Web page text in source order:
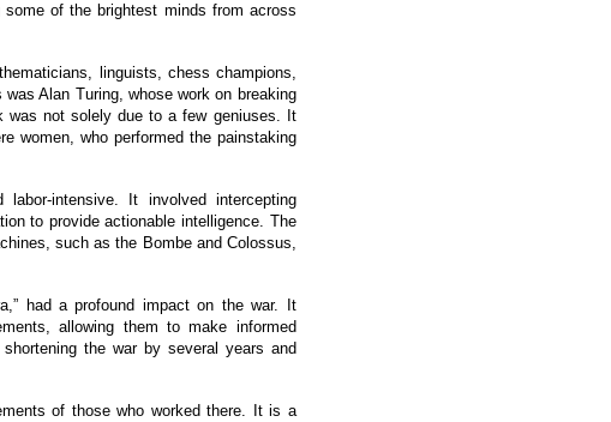
of the brightest minds from across
linguists, chess champions,
Alan Turing, whose work on breaking
was not solely due to a few geniuses. It
women, who performed the painstaking
intensive. It involved intercepting
to provide actionable intelligence. The
such as the Bombe and Colossus,
had a profound impact on the war. It
allowing them to make informed
the war by several years and
of those who worked there. It is a